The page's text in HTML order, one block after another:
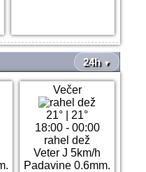
24h ▼
Večer
21°
21°
18:00 - 00:00
rahel dež
Veter J 5km/h
Padavine 0.6mm.